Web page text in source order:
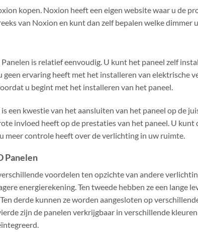
kopen. Noxion heeft een eigen website waar u de
van Noxion en kunt dan zelf bepalen welke dimmer
is relatief eenvoudig. U kunt het paneel zelf
geen ervaring heeft met het installeren van elektrische
u begint met het installeren van het paneel.
een kwestie van het aansluiten van het paneel op de
invloed heeft op de prestaties van het paneel. U
meer controle heeft over de verlichting in uw ruimte.
Panelen
voordelen ten opzichte van andere
energierekening. Ten tweede hebben ze een lange
derde kunnen ze worden aangesloten op
zijn de panelen verkrijgbaar in verschillende